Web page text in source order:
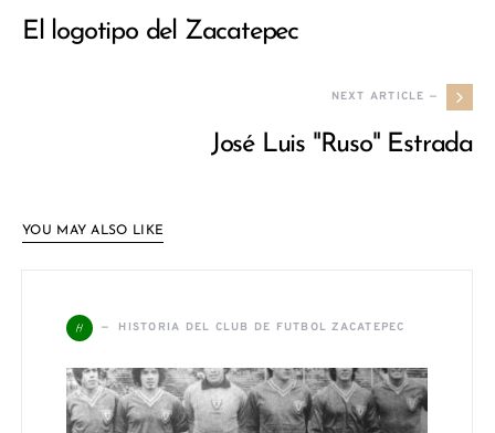
El logotipo del Zacatepec
NEXT ARTICLE —
José Luis "Ruso" Estrada
YOU MAY ALSO LIKE
H HISTORIA DEL CLUB DE FUTBOL ZACATEPEC